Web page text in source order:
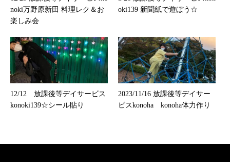
noki万野原新田 料理レク＆お
楽しみ会
oki139 新聞紙で遊ぼう☆
12/12 放課後等デイサービス
konoki139☆シール貼り
2023/11/16 放課後等デイサー
ビスkonoha konoha体力作り